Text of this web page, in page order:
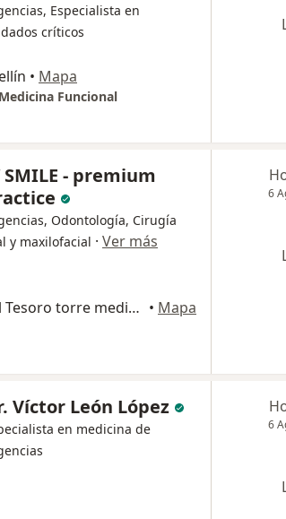
Especialista en
críticos
• Mapa
Funcional
SMILE - premium
Odontología, Cirugía
y maxilofacial · Ver más
Centro Comercial El Tesoro torre medica 2 consultorio 1647, Medellín • Mapa
6
Víctor León López
en medicina de
6